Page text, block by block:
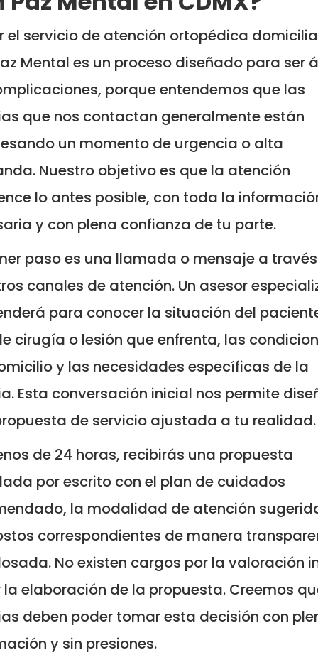
el servicio de atención ortopédica
Mental es un proceso diseñado para ser
porque entendemos que las
que nos contactan generalmente están
un momento de urgencia o alta
Nuestro objetivo es que la atención
lo antes posible, con toda la
y con plena confianza de tu parte.
paso es una llamada o mensaje a
canales de atención. Un asesor
para conocer la situación del
cirugía o lesión que enfrenta, las
y las necesidades específicas de la
Esta conversación inicial nos permite
de servicio ajustada a tu realidad.
de 24 horas, recibirás una propuesta
por escrito con el plan de cuidados
la modalidad de atención
correspondientes de manera
No existen cargos por la valoración
la elaboración de la propuesta. Creemos
deben poder tomar esta decisión con
y sin presiones.